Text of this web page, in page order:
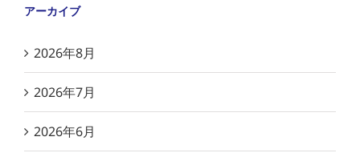
アーカイブ
2026年8月
2026年7月
2026年6月